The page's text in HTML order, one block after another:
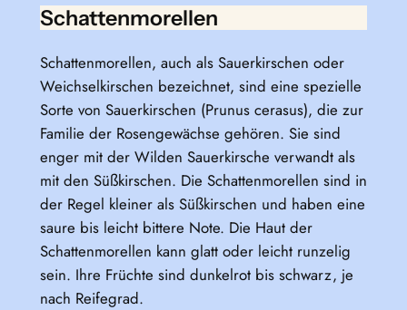
Schattenmorellen
Schattenmorellen, auch als Sauerkirschen oder
Weichselkirschen bezeichnet, sind eine spezielle
Sorte von Sauerkirschen (Prunus cerasus), die zur
Familie der Rosengewächse gehören. Sie sind
enger mit der Wilden Sauerkirsche verwandt als
mit den Süßkirschen. Die Schattenmorellen sind in
der Regel kleiner als Süßkirschen und haben eine
saure bis leicht bittere Note. Die Haut der
Schattenmorellen kann glatt oder leicht runzelig
sein. Ihre Früchte sind dunkelrot bis schwarz, je
nach Reifegrad.